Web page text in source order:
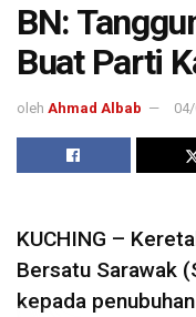
BN:
Buat Parti
oleh Ahmad Albab
KUCHING –
Bersatu Sarawak
kepada